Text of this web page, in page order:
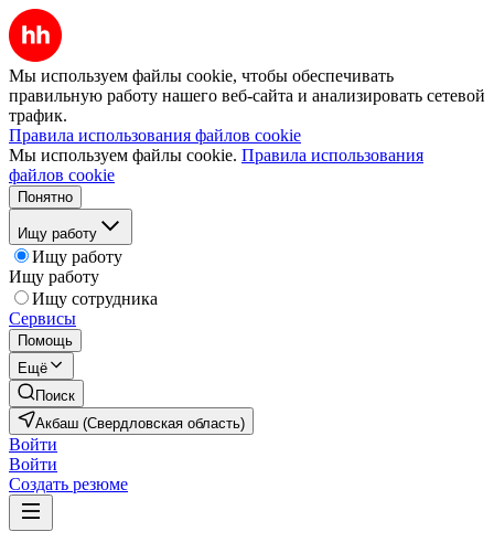
Мы используем файлы cookie, чтобы обеспечивать
правильную работу нашего веб-сайта и анализировать сетевой
трафик.
Правила использования файлов cookie
Мы используем файлы cookie. Правила использования
файлов cookie
Понятно
Ищу работу
Ищу работу
Ищу работу
Ищу сотрудника
Сервисы
Помощь
Ещё
Поиск
Акбаш (Свердловская область)
Войти
Войти
Создать резюме